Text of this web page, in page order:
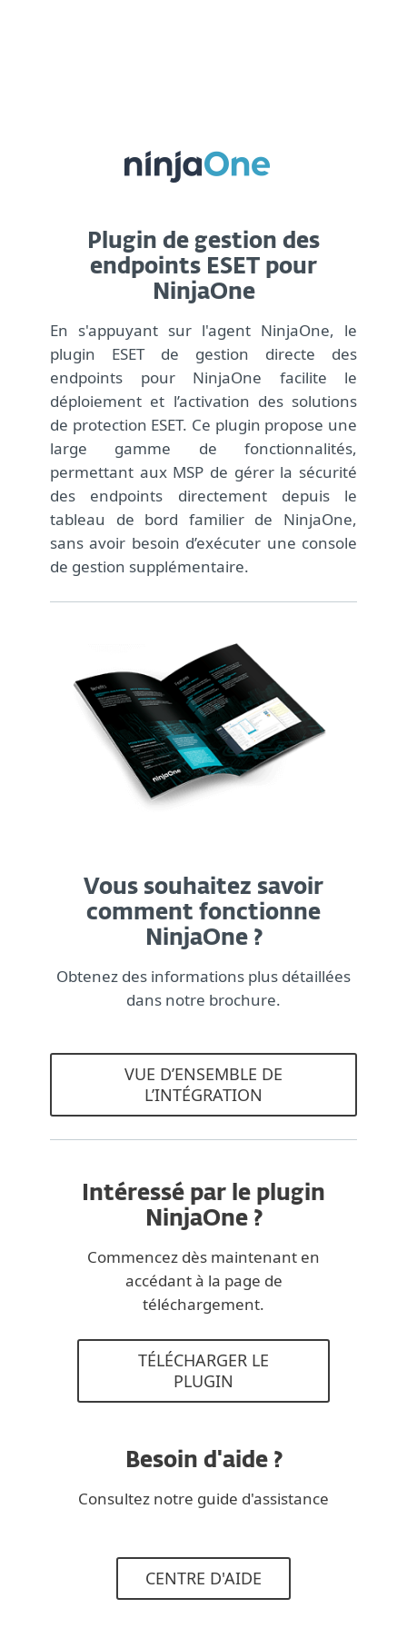
Plugin de gestion des
endpoints ESET pour
NinjaOne
En s'appuyant sur l'agent NinjaOne, le
plugin ESET de gestion directe des
endpoints pour NinjaOne facilite le
déploiement et l’activation des solutions
de protection ESET. Ce plugin propose une
large gamme de fonctionnalités,
permettant aux MSP de gérer la sécurité
des endpoints directement depuis le
tableau de bord familier de NinjaOne,
sans avoir besoin d’exécuter une console
de gestion supplémentaire.
Vous souhaitez savoir
comment fonctionne
NinjaOne ?
Obtenez des informations plus détaillées
dans notre brochure.
VUE D’ENSEMBLE DE
L’INTÉGRATION
Intéressé par le plugin
NinjaOne ?
Commencez dès maintenant en
accédant à la page de
téléchargement.
TÉLÉCHARGER LE
PLUGIN
Besoin d'aide ?
Consultez notre guide d'assistance
CENTRE D'AIDE